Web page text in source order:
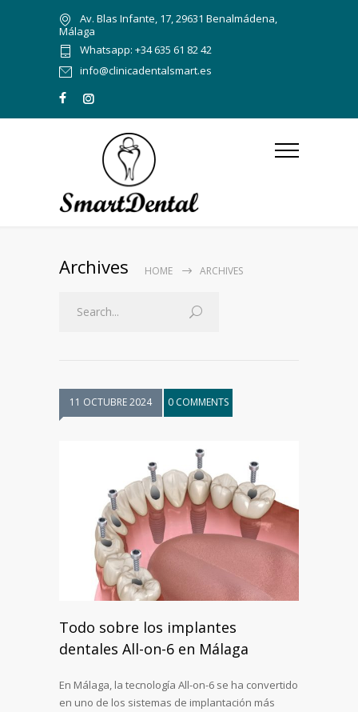
Av. Blas Infante, 17, 29631 Benalmádena,
Málaga
Whatsapp: +34 635 61 82 42
info@clinicadentalsmart.es
Archives HOME ARCHIVES
11 OCTUBRE 2024 0 COMMENTS
Todo sobre los implantes
dentales All-on-6 en Málaga
En Málaga, la tecnología All-on-6 se ha convertido
en uno de los sistemas de implantación más